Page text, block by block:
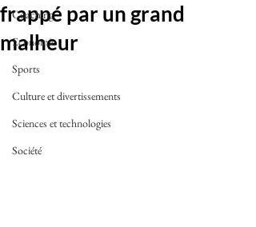
Coaching
Economie
Sports
Culture et divertissements
Sciences et technologies
Société
frappé par un grand
malheur